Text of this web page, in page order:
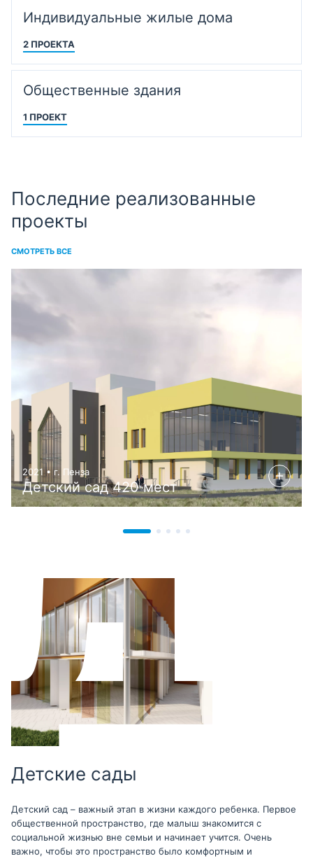
Индивидуальные жилые дома
2 ПРОЕКТА
Общественные здания
1 ПРОЕКТ
Последние реализованные
проекты
СМОТРЕТЬ ВСЕ
2021 • г. Пенза
Детский сад 420 мест
Детские сады
Детский сад – важный этап в жизни каждого ребенка. Первое
общественной пространство, где малыш знакомится с
социальной жизнью вне семьи и начинает учится. Очень
важно, чтобы это пространство было комфортным и